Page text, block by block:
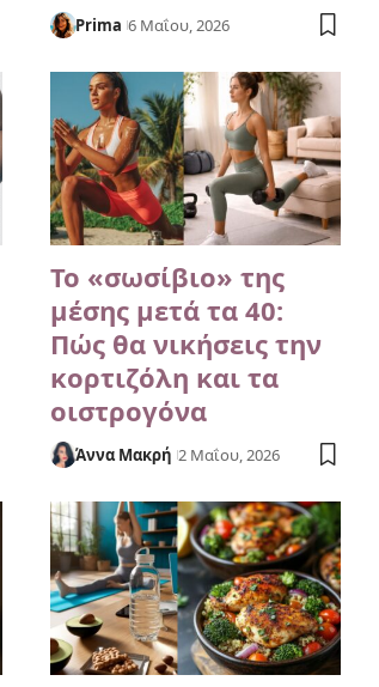
Prima 6 Μαΐου, 2026
Το «σωσίβιο» της
μέσης μετά τα 40:
Πώς θα νικήσεις την
κορτιζόλη και τα
οιστρογόνα
Άννα Μακρή 2 Μαΐου, 2026